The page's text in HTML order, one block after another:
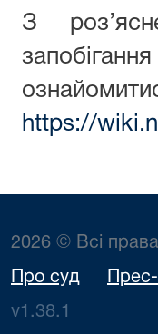
З
https://
2026 © Всі
Про суд
v1.38.1